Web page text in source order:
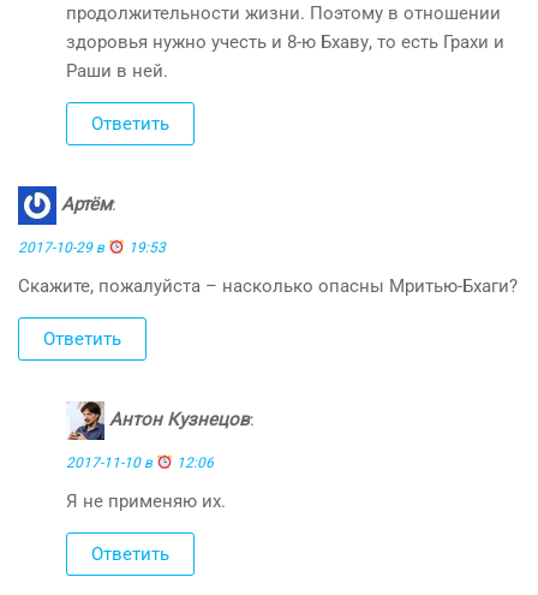
продолжительности жизни. Поэтому в отношении
здоровья нужно учесть и 8-ю Бхаву, то есть Грахи и
Раши в ней.
Ответить
Артём:
2017-10-29 в 19:53
Скажите, пожалуйста – насколько опасны Мритью-Бхаги?
Ответить
Антон Кузнецов:
2017-11-10 в 12:06
Я не применяю их.
Ответить